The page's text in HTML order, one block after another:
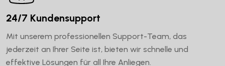
24/7 Kundensupport
Mit unserem professionellen Support-Team, das
jederzeit an Ihrer Seite ist, bieten wir schnelle und
effektive Lösungen für all Ihre Anliegen.